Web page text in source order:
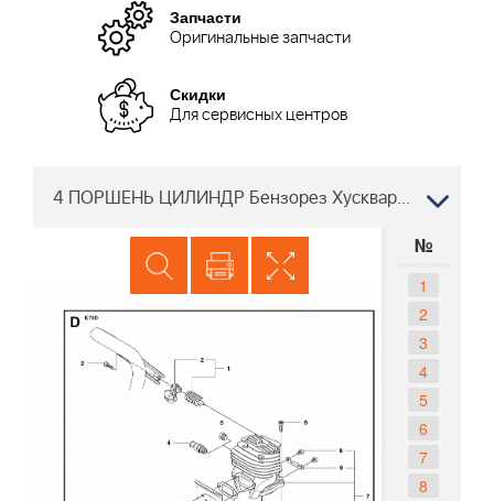
Запчасти
Оригинальные запчасти
Скидки
Для сервисных центров
4 ПОРШЕНЬ ЦИЛИНДР Бензорез Хускварна K750 RESCUE, 2009-07
№
1
2
3
4
5
6
7
8